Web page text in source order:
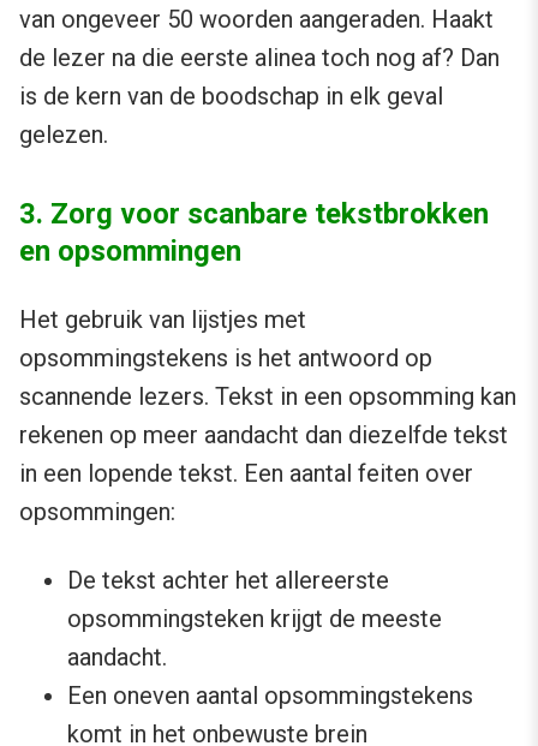
van ongeveer 50 woorden aangeraden. Haakt
de lezer na die eerste alinea toch nog af? Dan
is de kern van de boodschap in elk geval
gelezen.
3. Zorg voor scanbare tekstbrokken
en opsommingen
Het gebruik van lijstjes met
opsommingstekens is het antwoord op
scannende lezers. Tekst in een opsomming kan
rekenen op meer aandacht dan diezelfde tekst
in een lopende tekst. Een aantal feiten over
opsommingen:
De tekst achter het allereerste
opsommingsteken krijgt de meeste
aandacht.
Een oneven aantal opsommingstekens
komt in het onbewuste brein